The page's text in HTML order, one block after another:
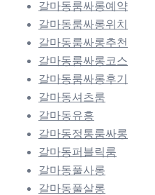
갈마동룸싸롱예약
갈마동룸싸롱위치
갈마동룸싸롱추천
갈마동룸싸롱코스
갈마동룸싸롱후기
갈마동셔츠룸
갈마동유흥
갈마동정통룸싸롱
갈마동퍼블릭룸
갈마동풀사롱
갈마동풀살롱